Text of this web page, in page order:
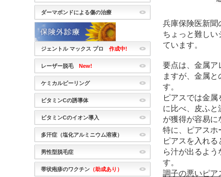
兵庫保険医新聞
ちょっと難し
ています。
要点は、金属ア
ますが、金属
す。
ピアスでは金
に比べ、皮ふ
が獲得が容易
特に、ピアスホ
ピアスを入れ
ら汁が出るよ
す。
調子の悪いピア
ダーマボンドによる傷の治療
ジェントル マックス プロ 作成中!
レーザー脱毛New!
ケミカルピーリング
ビタミンCの誘導体
ビタミンCのイオン導入
多汗症（塩化アルミニウム溶液）
男性型脱毛症
帯状疱疹のワクチン （助成あり）